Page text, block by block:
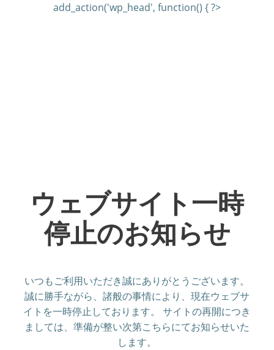
add_action('wp_head', function() { ?>
ウェブサイト一時
停止のお知らせ
いつもご利用いただき誠にありがとうございます。
誠に勝手ながら、諸般の事情により、現在ウェブサ
イトを一時停止しております。 サイトの再開につき
ましては、準備が整い次第こちらにてお知らせいた
します。